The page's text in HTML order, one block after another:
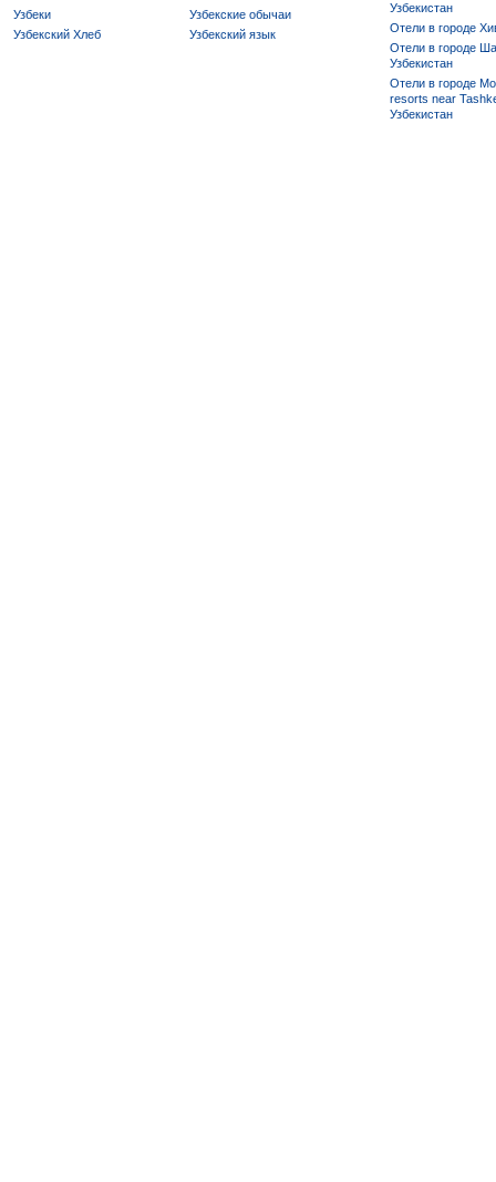
Узбеки
Узбекские обычаи
Узбекский Хлеб
Узбекский язык
Узбекистан
Отели в городе
Отели в городе
Узбекистан
Отели в городе
resorts near
Узбекистан